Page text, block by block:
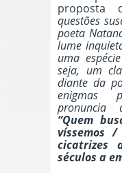
proposta
questões
poeta
lume
uma
seja, um
diante da
enigmas
pronuncia
“Quem
víssemos
cicatrizes
séculos a